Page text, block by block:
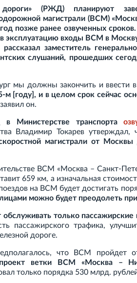
(РЖД) планируют
магистрали (ВСМ)
позже ранее озвученных
в эксплуатацию входы ВСМ в
заместитель
слушаний, прошедших
мы должны закончить и ввести
м [году], и в целом срок сейчас
он.
в Министерстве транспорта
Владимир Токарев утверждал,
магистрали от Москвы
ВСМ «Москва – Санкт-
659 км, а изначальная
на ВСМ будет достигать
можно будет преодолеть
обслуживать только пассажирские
пассажирского трафика,
дороге.
что ВСМ пройдет
проект ветки ВСМ «Москва –
только порядка 530 млрд.